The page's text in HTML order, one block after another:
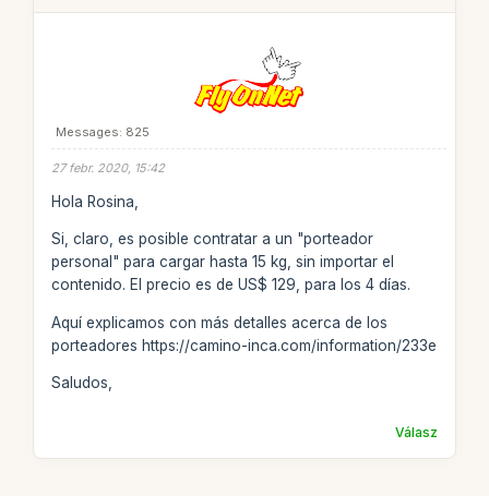
Messages: 825
27 febr. 2020, 15:42
Hola Rosina,
Si, claro, es posible contratar a un "porteador
personal" para cargar hasta 15 kg, sin importar el
contenido. El precio es de US$ 129, para los 4 días.
Aquí explicamos con más detalles acerca de los
porteadores https://camino-inca.com/information/233e
Saludos,
Válasz